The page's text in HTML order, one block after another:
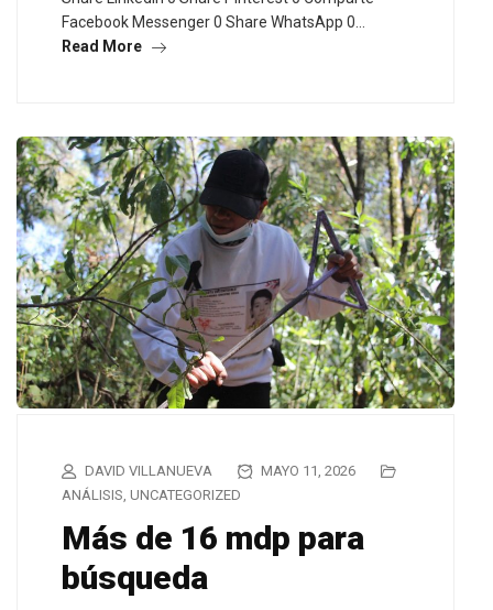
Facebook Messenger 0 Share WhatsApp 0…
Read More
DAVID VILLANUEVA
MAYO 11, 2026
ANÁLISIS UNCATEGORIZED
Más de 16 mdp para
búsqueda